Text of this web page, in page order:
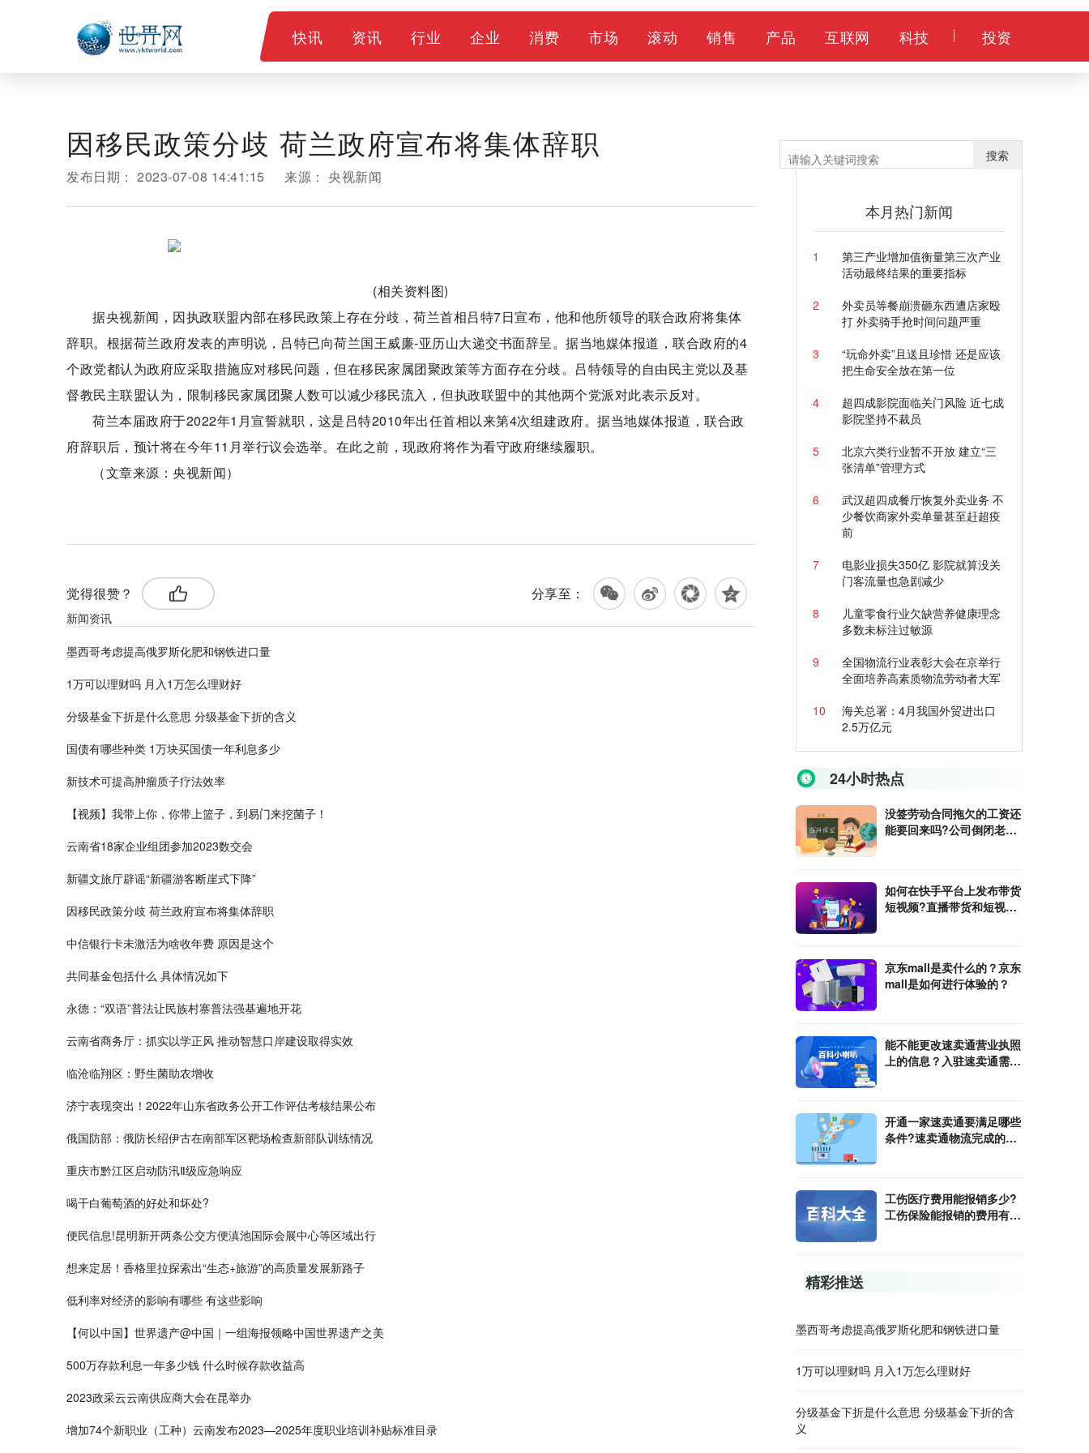
快讯 资讯 行业 企业 消费 市场 滚动 销售 产品 互联网 科技 投资
因移民政策分歧 荷兰政府宣布将集体辞职
发布日期： 2023-07-08 14:41:15 来源： 央视新闻
(相关资料图)
据央视新闻，因执政联盟内部在移民政策上存在分歧，荷兰首相吕特7日宣布，他和他所领导的联合政府将集体
辞职。根据荷兰政府发表的声明说，吕特已向荷兰国王威廉-亚历山大递交书面辞呈。据当地媒体报道，联合政府的4
个政党都认为政府应采取措施应对移民问题，但在移民家属团聚政策等方面存在分歧。吕特领导的自由民主党以及基
督教民主联盟认为，限制移民家属团聚人数可以减少移民流入，但执政联盟中的其他两个党派对此表示反对。
荷兰本届政府于2022年1月宣誓就职，这是吕特2010年出任首相以来第4次组建政府。据当地媒体报道，联合政
府辞职后，预计将在今年11月举行议会选举。在此之前，现政府将作为看守政府继续履职。
（文章来源：央视新闻）
觉得很赞？ 分享至：
新闻资讯
墨西哥考虑提高俄罗斯化肥和钢铁进口量
1万可以理财吗 月入1万怎么理财好
分级基金下折是什么意思 分级基金下折的含义
国债有哪些种类 1万块买国债一年利息多少
新技术可提高肿瘤质子疗法效率
【视频】我带上你，你带上篮子，到易门来挖菌子！
云南省18家企业组团参加2023数交会
新疆文旅厅辟谣“新疆游客断崖式下降”
因移民政策分歧 荷兰政府宣布将集体辞职
中信银行卡未激活为啥收年费 原因是这个
共同基金包括什么 具体情况如下
永德：“双语”普法让民族村寨普法强基遍地开花
云南省商务厅：抓实以学正风 推动智慧口岸建设取得实效
临沧临翔区：野生菌助农增收
济宁表现突出！2022年山东省政务公开工作评估考核结果公布
俄国防部：俄防长绍伊古在南部军区靶场检查新部队训练情况
重庆市黔江区启动防汛Ⅱ级应急响应
喝干白葡萄酒的好处和坏处?
便民信息!昆明新开两条公交方便滇池国际会展中心等区域出行
想来定居！香格里拉探索出“生态+旅游”的高质量发展新路子
低利率对经济的影响有哪些 有这些影响
【何以中国】世界遗产@中国｜一组海报领略中国世界遗产之美
500万存款利息一年多少钱 什么时候存款收益高
2023政采云云南供应商大会在昆举办
增加74个新职业（工种）云南发布2023—2025年度职业培训补贴标准目录
搜索
本月热门新闻
1
第三产业增加值衡量第三次产业
活动最终结果的重要指标
2
外卖员等餐崩溃砸东西遭店家殴
打 外卖骑手抢时间问题严重
3
“玩命外卖”且送且珍惜 还是应该
把生命安全放在第一位
4
超四成影院面临关门风险 近七成
影院坚持不裁员
5
北京六类行业暂不开放 建立“三
张清单”管理方式
6
武汉超四成餐厅恢复外卖业务 不
少餐饮商家外卖单量甚至赶超疫
前
7
电影业损失350亿 影院就算没关
门客流量也急剧减少
8
儿童零食行业欠缺营养健康理念
多数未标注过敏源
9
全国物流行业表彰大会在京举行
全面培养高素质物流劳动者大军
10
海关总署：4月我国外贸进出口
2.5万亿元
24小时热点
没签劳动合同拖欠的工资还
能要回来吗?公司倒闭老板
如何在快手平台上发布带货
短视频?直播带货和短视频
京东mall是卖什么的？京东
mall是如何进行体验的？
能不能更改速卖通营业执照
上的信息？入驻速卖通需要
开通一家速卖通要满足哪些
条件?速卖通物流完成的方
工伤医疗费用能报销多少?
工伤保险能报销的费用有哪
精彩推送
墨西哥考虑提高俄罗斯化肥和钢铁进口量
1万可以理财吗 月入1万怎么理财好
分级基金下折是什么意思 分级基金下折的含
义